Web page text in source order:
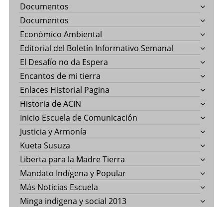
Documentos
Documentos
Económico Ambiental
Editorial del Boletín Informativo Semanal
El Desafío no da Espera
Encantos de mi tierra
Enlaces Historial Pagina
Historia de ACIN
Inicio Escuela de Comunicación
Justicia y Armonía
Kueta Susuza
Liberta para la Madre Tierra
Mandato Indígena y Popular
Más Noticias Escuela
Minga indigena y social 2013